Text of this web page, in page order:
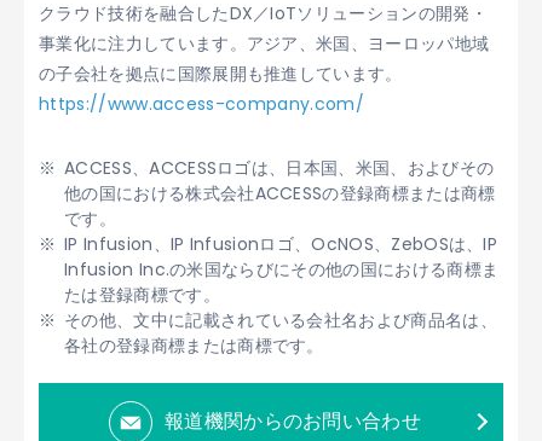
クラウド技術を融合したDX／IoTソリューションの開発・
事業化に注力しています。アジア、米国、ヨーロッパ地域
の子会社を拠点に国際展開も推進しています。
https://www.access-company.com/
ACCESS、ACCESSロゴは、日本国、米国、およびその
他の国における株式会社ACCESSの登録商標または商標
です。
IP Infusion、IP Infusionロゴ、OcNOS、ZebOSは、IP
Infusion Inc.の米国ならびにその他の国における商標ま
たは登録商標です。
その他、文中に記載されている会社名および商品名は、
各社の登録商標または商標です。
報道機関からのお問い合わせ